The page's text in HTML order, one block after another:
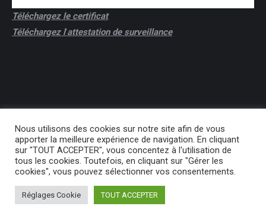
Téléchargez le certificat
Téléchargez l'attestation de surveillance
Previously used menu 2
Nous utilisons des cookies sur notre site afin de vous
apporter la meilleure expérience de navigation. En cliquant
sur "TOUT ACCEPTER", vous concentez à l'utilisation de
tous les cookies. Toutefois, en cliquant sur "Gérer les
cookies", vous pouvez sélectionner vos consentements.
Réglages Cookie TOUT ACCEPTER